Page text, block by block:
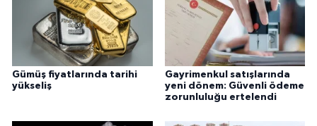
Gümüş fiyatlarında tarihi
yükseliş
Gayrimenkul satışlarında
yeni dönem: Güvenli ödeme
zorunluluğu ertelendi